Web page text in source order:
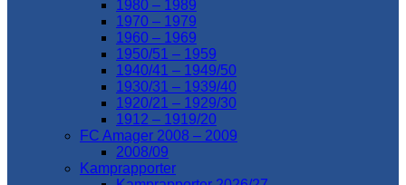
1980 – 1989
1970 – 1979
1960 – 1969
1950/51 – 1959
1940/41 – 1949/50
1930/31 – 1939/40
1920/21 – 1929/30
1912 – 1919/20
FC Amager 2008 – 2009
2008/09
Kamprapporter